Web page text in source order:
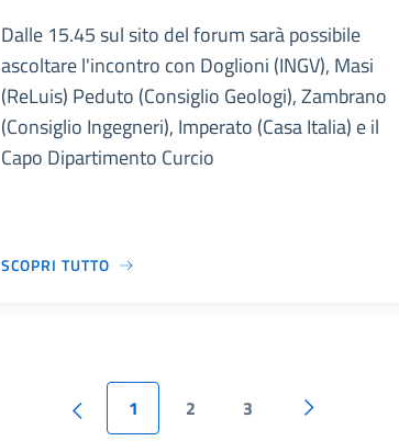
Dalle 15.45 sul sito del forum sarà possibile
ascoltare l'incontro con Doglioni (INGV), Masi
(ReLuis) Peduto (Consiglio Geologi), Zambrano
(Consiglio Ingegneri), Imperato (Casa Italia) e il
Capo Dipartimento Curcio
SCOPRI TUTTO
1 2 3